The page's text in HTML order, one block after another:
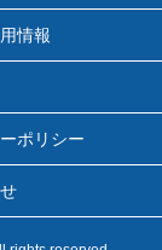
情報
ポリシー